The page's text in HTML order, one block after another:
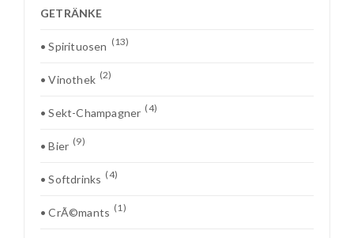
GETRÄNKE
• Spirituosen (13)
• Vinothek (2)
• Sekt-Champagner (4)
• Bier (9)
• Softdrinks (4)
• CrÃ©mants (1)